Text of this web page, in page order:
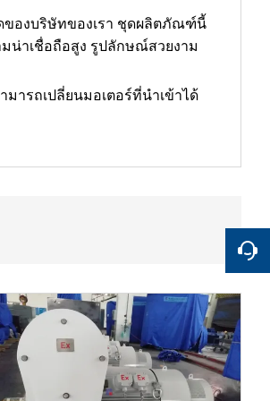
ของบริษัทของเรา ชุดผลิตภัณฑ์นี้
น่าเชื่อถือสูง รูปลักษณ์สวยงาม
ารถเปลี่ยนมอเตอร์ที่นำเข้าได้